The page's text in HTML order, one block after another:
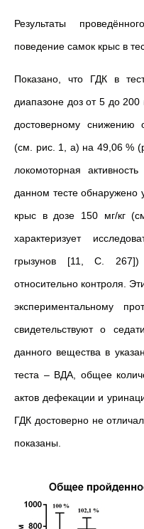
Результаты
поведение самок крыс в
Показано, что ГДК в
диапазоне доз от 5 до 200
достоверному снижению
(см. рис. 1, а) на 49,06 %
локомоторная
данном тесте обнаружено
крыс в дозе 150 мг/кг
характеризует
грызунов [11, С.
относительно контроля.
экспериментальному
свидетельствуют о
данного вещества в
теста – ВДА, общее
актов дефекации и
ГДК достоверно не
показаны.